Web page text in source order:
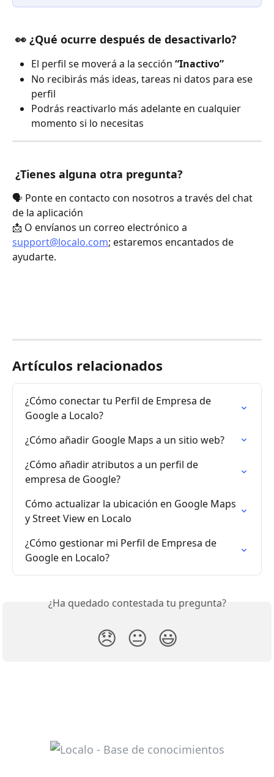
👀 ¿Qué ocurre después de desactivarlo?
El perfil se moverá a la sección “Inactivo”
No recibirás más ideas, tareas ni datos para ese
perfil
Podrás reactivarlo más adelante en cualquier
momento si lo necesitas
¿Tienes alguna otra pregunta?
🗣️ Ponte en contacto con nosotros a través del chat
de la aplicación
📩 O envíanos un correo electrónico a
support@localo.com; estaremos encantados de
ayudarte.
Artículos relacionados
¿Cómo conectar tu Perfil de Empresa de
Google a Localo?
¿Cómo añadir Google Maps a un sitio web?
¿Cómo añadir atributos a un perfil de
empresa de Google?
Cómo actualizar la ubicación en Google Maps
y Street View en Localo
¿Cómo gestionar mi Perfil de Empresa de
Google en Localo?
¿Ha quedado contestada tu pregunta?
😞 😐 😃